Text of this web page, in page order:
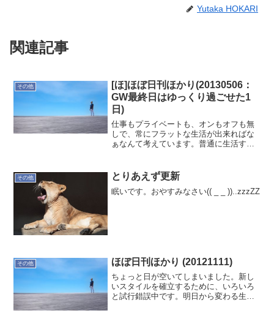
Yutaka HOKARI
関連記事
その他
[ほ]ほぼ日刊ほかり(20130506：
GW最終日はゆっくり過ごせた1
日)
仕事もプライベートも、オンもオフも無
しで、常にフラットな生活が出来ればな
ぁなんて考えています。普通に生活する
なって面白いことも生まれるので、フラ
ット過ぎてもいけませんね...
その他 とりあえず更新
眠いです。おやすみなさい(( _ _ ))..zzzZZ
その他 ほぼ日刊ほかり (20121111)
ちょっと日が空いてしまいました。新し
いスタイルを確立するために、いろいろ
と試行錯誤中です。明日から変わる生活